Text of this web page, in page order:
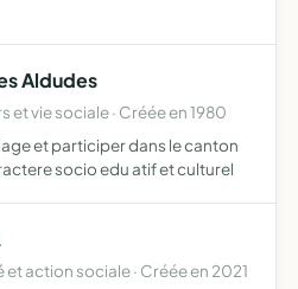
Aldudes
et vie sociale · Créée en 1980
et participer dans le canton
socio edu atif et culturel
et action sociale · Créée en 2021